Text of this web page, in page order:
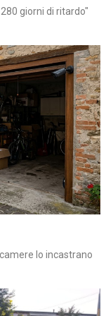
giorni di ritardo"
lo incastrano